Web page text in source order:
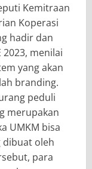
Kemitraan
Koperasi
hadir dan
menilai
yang akan
branding.
peduli
merupakan
UMKM bisa
dibuat oleh
para